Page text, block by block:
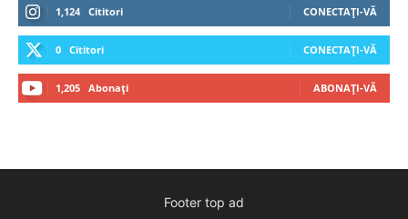
1,124 Cititori CONECTAȚI-VĂ
0 Cititori CONECTAȚI-VĂ
1,205 Abonați ABONAȚI-VĂ
Footer top ad